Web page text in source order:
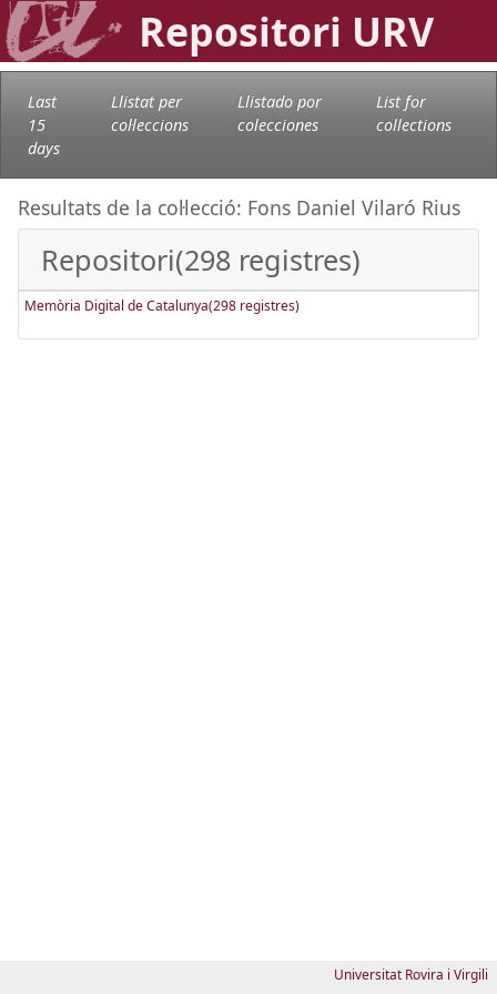
Repositori URV
Last
15
days
Llistat per
col·leccions
Llistado por
colecciones
List for
collections
Resultats de la col·lecció: Fons Daniel Vilaró Rius
Repositori(298 registres)
Memòria Digital de Catalunya(298 registres)
Universitat Rovira i Virgili